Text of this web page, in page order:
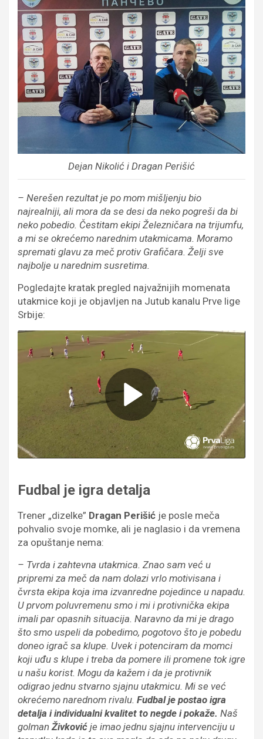
Dejan Nikolić i Dragan Perišić
– Nerešen rezultat je po mom mišljenju bio
najrealniji, ali mora da se desi da neko pogreši da bi
neko pobedio. Čestitam ekipi Železničara na trijumfu,
a mi se okrećemo narednim utakmicama. Moramo
spremati glavu za meč protiv Grafičara. Želji sve
najbolje u narednim susretima.
Pogledajte kratak pregled najvažnijih momenata
utakmice koji je objavljen na Jutub kanalu Prve lige
Srbije:
Fudbal je igra detalja
Trener „dizelke” Dragan Perišić je posle meča
pohvalio svoje momke, ali je naglasio i da vremena
za opuštanje nema:
– Tvrda i zahtevna utakmica. Znao sam već u
pripremi za meč da nam dolazi vrlo motivisana i
čvrsta ekipa koja ima izvanredne pojedince u napadu.
U prvom poluvremenu smo i mi i protivnička ekipa
imali par opasnih situacija. Naravno da mi je drago
što smo uspeli da pobedimo, pogotovo što je pobedu
doneo igrač sa klupe. Uvek i potenciram da momci
koji uđu s klupe i treba da pomere ili promene tok igre
u našu korist. Mogu da kažem i da je protivnik
odigrao jednu stvarno sjajnu utakmicu. Mi se već
okrećemo narednom rivalu. Fudbal je postao igra
detalja i individualni kvalitet to negde i pokaže. Naš
golmanŽivković je imao jednu sjajnu intervenciju u